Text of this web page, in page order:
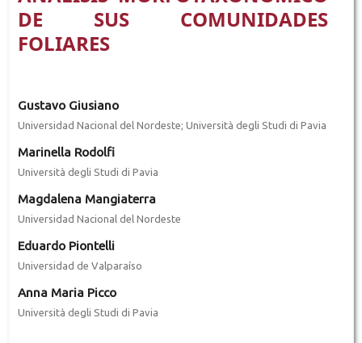
DE SUS COMUNIDADES
FOLIARES
Gustavo Giusiano
Universidad Nacional del Nordeste; Università degli Studi di Pavia
Marinella Rodolfi
Università degli Studi di Pavia
Magdalena Mangiaterra
Universidad Nacional del Nordeste
Eduardo Piontelli
Universidad de Valparaíso
Anna Maria Picco
Università degli Studi di Pavia